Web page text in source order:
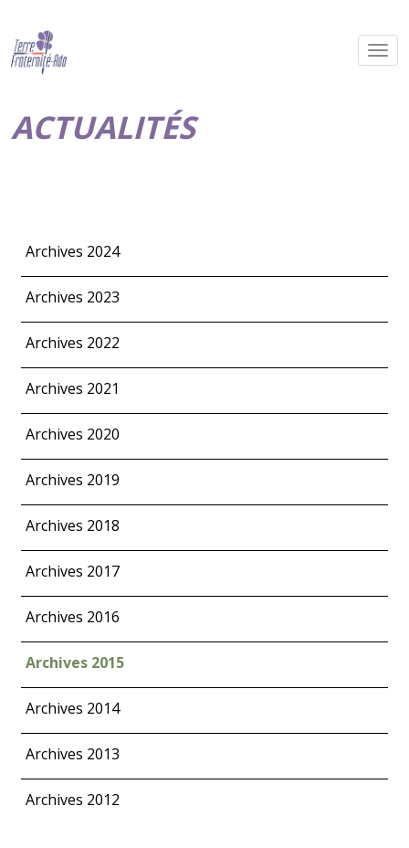
ACTUALITÉS
Archives 2024
Archives 2023
Archives 2022
Archives 2021
Archives 2020
Archives 2019
Archives 2018
Archives 2017
Archives 2016
Archives 2015
Archives 2014
Archives 2013
Archives 2012